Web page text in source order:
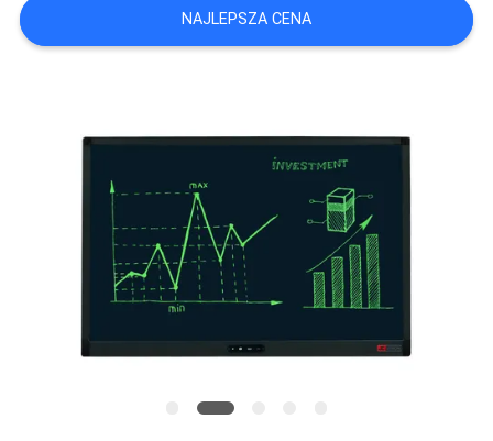
WYCENĘ
POLITYKA
PRYWATNOŚCI
NAJLEPSZA CENA